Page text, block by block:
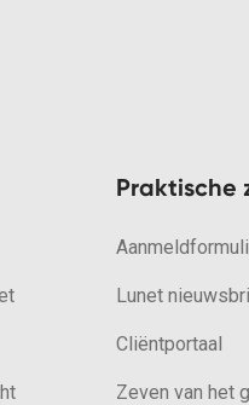
Praktische
Lunet
Cliëntportaal
Zeven van het